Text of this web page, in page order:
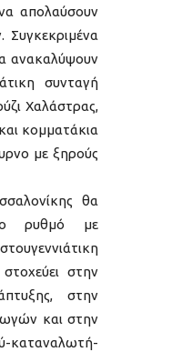
απολαύσουν
ανακαλύψουν
συνταγή
Χαλάστρας,
κομματάκια
με ξηρούς
θα
ρυθμό με
στην
στην
και στην
καταναλωτή-